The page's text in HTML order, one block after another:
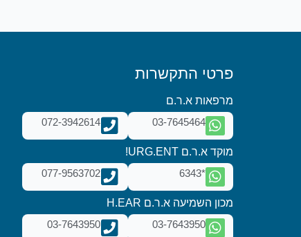
פרטי התקשרות
מרפאות א.ר.ם
03-7645464
072-3942614
מוקד א.ר.ם URG.ENT!
*6343
077-9563702
מכון השמיעה א.ר.ם H.EAR
03-7643950
03-7643950